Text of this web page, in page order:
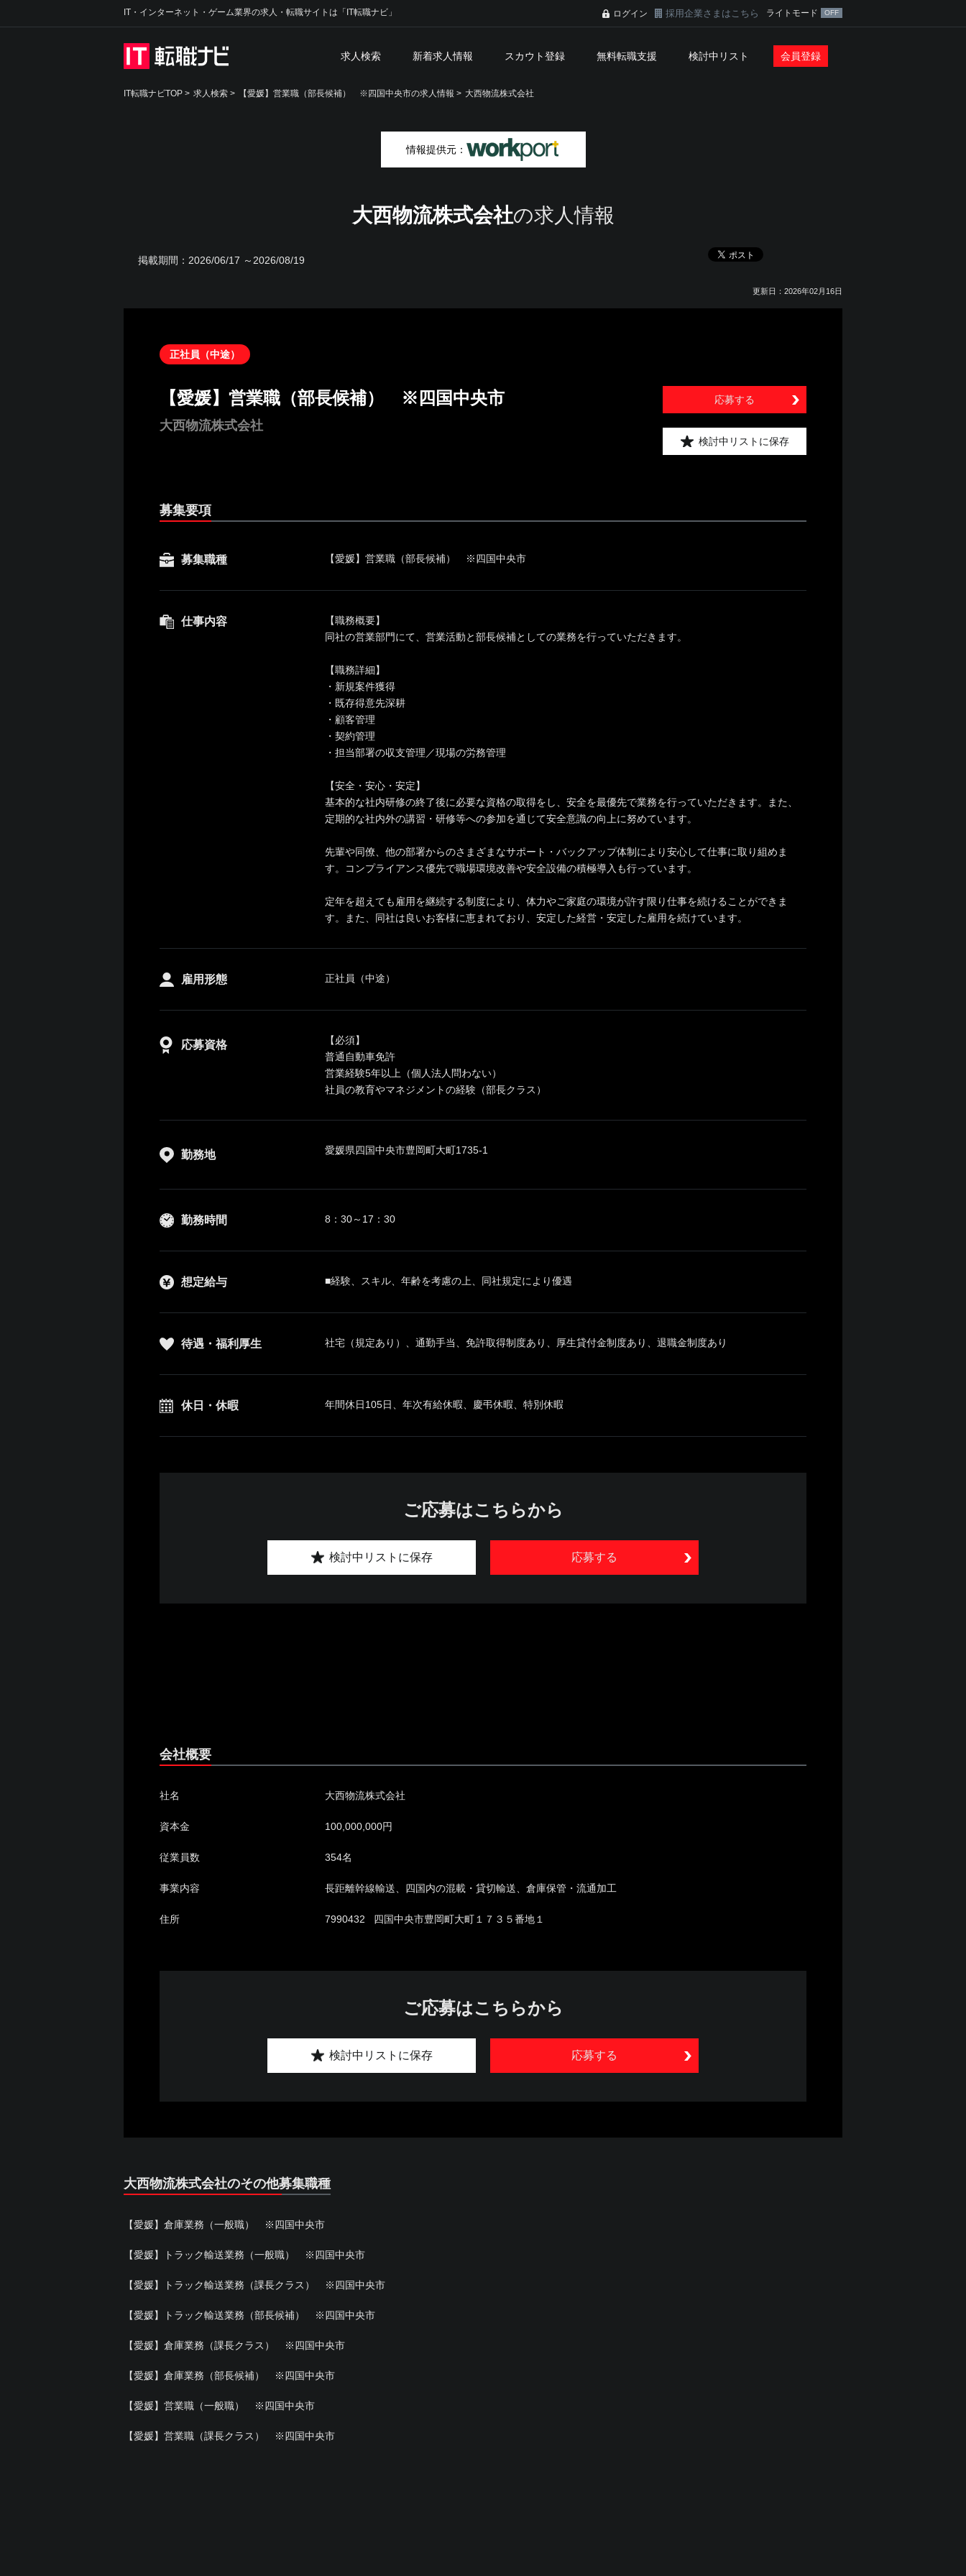
IT・インターネット・ゲーム業界の求人・転職サイトは「IT転職ナビ」 ログイン 採用企業さまはこちら ライトモード
求人検索 新着求人情報 スカウト登録 無料転職支援 検討中リスト 会員登録
IT転職ナビTOP > 求人検索 > 【愛媛】営業職（部長候補） ※四国中央市の求人情報 > 大西物流株式会社
情報提供元：
大西物流株式会社の求人情報
掲載期間： 2026/06/17 ～2026/08/19
更新日：2026年02月16日
正社員（中途）
【愛媛】営業職（部長候補） ※四国中央市
大西物流株式会社
応募する
検討中リストに保存
募集要項
募集職種 【愛媛】営業職（部長候補） ※四国中央市
仕事内容
【職務概要】
同社の営業部門にて、営業活動と部長候補としての業務を行っていただきます。
【職務詳細】
・新規案件獲得
・既存得意先深耕
・顧客管理
・契約管理
・担当部署の収支管理／現場の労務管理
【安全・安心・安定】
基本的な社内研修の終了後に必要な資格の取得をし、安全を最優先で業務を行っていただきます。また、
定期的な社内外の講習・研修等への参加を通じて安全意識の向上に努めています。
先輩や同僚、他の部署からのさまざまなサポート・バックアップ体制により安心して仕事に取り組めま
す。コンプライアンス優先で職場環境改善や安全設備の積極導入も行っています。
定年を超えても雇用を継続する制度により、体力やご家庭の環境が許す限り仕事を続けることができま
す。また、同社は良いお客様に恵まれており、安定した経営・安定した雇用を続けています。
雇用形態 正社員（中途）
応募資格
【必須】
普通自動車免許
営業経験5年以上（個人法人問わない）
社員の教育やマネジメントの経験（部長クラス）
勤務地 愛媛県四国中央市豊岡町大町1735-1
勤務時間 8：30～17：30
想定給与 ■経験、スキル、年齢を考慮の上、同社規定により優遇
待遇・福利厚生 社宅（規定あり）、通勤手当、免許取得制度あり、厚生貸付金制度あり、退職金制度あり
休日・休暇 年間休日105日、年次有給休暇、慶弔休暇、特別休暇
ご応募はこちらから
応募する
検討中リストに保存
会社概要
社名 大西物流株式会社
資本金 100,000,000円
従業員数 354名
事業内容 長距離幹線輸送、四国内の混載・貸切輸送、倉庫保管・流通加工
住所 7990432 四国中央市豊岡町大町１７３５番地１
ご応募はこちらから
応募する
検討中リストに保存
大西物流株式会社のその他募集職種
【愛媛】倉庫業務（一般職） ※四国中央市
【愛媛】トラック輸送業務（一般職） ※四国中央市
【愛媛】トラック輸送業務（課長クラス） ※四国中央市
【愛媛】トラック輸送業務（部長候補） ※四国中央市
【愛媛】倉庫業務（課長クラス） ※四国中央市
【愛媛】倉庫業務（部長候補） ※四国中央市
【愛媛】営業職（一般職） ※四国中央市
【愛媛】営業職（課長クラス） ※四国中央市